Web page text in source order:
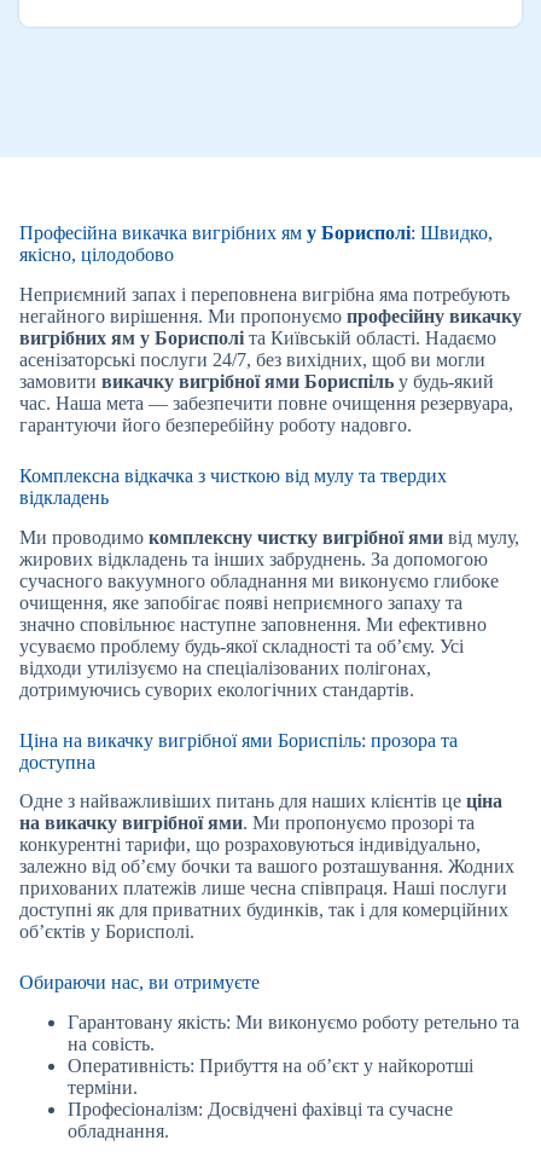
Професійна викачка вигрібних ям у Борисполі: Швидко,
якісно, цілодобово
Неприємний запах і переповнена вигрібна яма потребують
негайного вирішення. Ми пропонуємо професійну викачку
вигрібних ям у Борисполі та Київській області. Надаємо
асенізаторські послуги 24/7, без вихідних, щоб ви могли
замовити викачку вигрібної ями Бориспіль у будь-який
час. Наша мета — забезпечити повне очищення резервуара,
гарантуючи його безперебійну роботу надовго.
Комплексна відкачка з чисткою від мулу та твердих
відкладень
Ми проводимо комплексну чистку вигрібної ями від мулу,
жирових відкладень та інших забруднень. За допомогою
сучасного вакуумного обладнання ми виконуємо глибоке
очищення, яке запобігає появі неприємного запаху та
значно сповільнює наступне заповнення. Ми ефективно
усуваємо проблему будь-якої складності та об’єму. Усі
відходи утилізуємо на спеціалізованих полігонах,
дотримуючись суворих екологічних стандартів.
Ціна на викачку вигрібної ями Бориспіль: прозора та
доступна
Одне з найважливіших питань для наших клієнтів це ціна
на викачку вигрібної ями. Ми пропонуємо прозорі та
конкурентні тарифи, що розраховуються індивідуально,
залежно від об’єму бочки та вашого розташування. Жодних
прихованих платежів лише чесна співпраця. Наші послуги
доступні як для приватних будинків, так і для комерційних
об’єктів у Борисполі.
Обираючи нас, ви отримуєте
Гарантовану якість: Ми виконуємо роботу ретельно та
на совість.
Оперативність: Прибуття на об’єкт у найкоротші
терміни.
Професіоналізм: Досвідчені фахівці та сучасне
обладнання.